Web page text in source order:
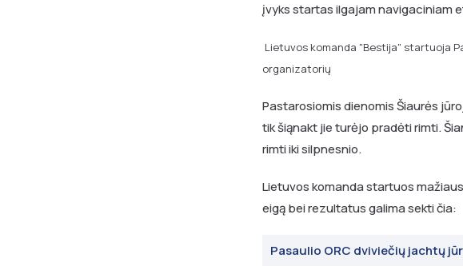
įvyks startas ilgajam navigaciniam
Lietuvos komanda "Bestija" startuoja
organizatorių
Pastarosiomis dienomis Šiaurės
tik šiąnakt jie turėjo pradėti rimti.
rimti iki silpnesnio.
Lietuvos komanda startuos
eigą bei rezultatus galima sekti čia:
Pasaulio ORC dviviečių jachtų